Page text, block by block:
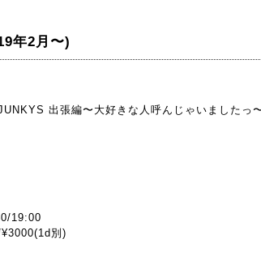
年2月〜)
出張編〜大好きな人呼んじゃいましたっ〜
19:00
別)